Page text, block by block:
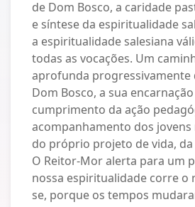
de Dom Bosco, a caridade
e síntese da espiritualidade
a espiritualidade salesiana
todas as vocações. Um
aprofunda progressivamente
Dom Bosco, a sua
cumprimento da ação
acompanhamento dos
do próprio projeto de vida,
O Reitor-Mor alerta para um
nossa espiritualidade corre o
se, porque os tempos